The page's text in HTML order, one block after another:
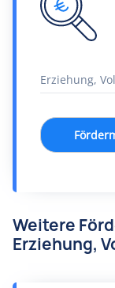
Weitere
Erziehung,